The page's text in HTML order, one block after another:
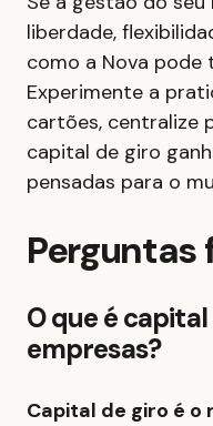
liberdade,
como a Nova pode
Experimente a
cartões, centralize
capital de giro
pensadas para o
O que é
empresas?
Capital de giro é